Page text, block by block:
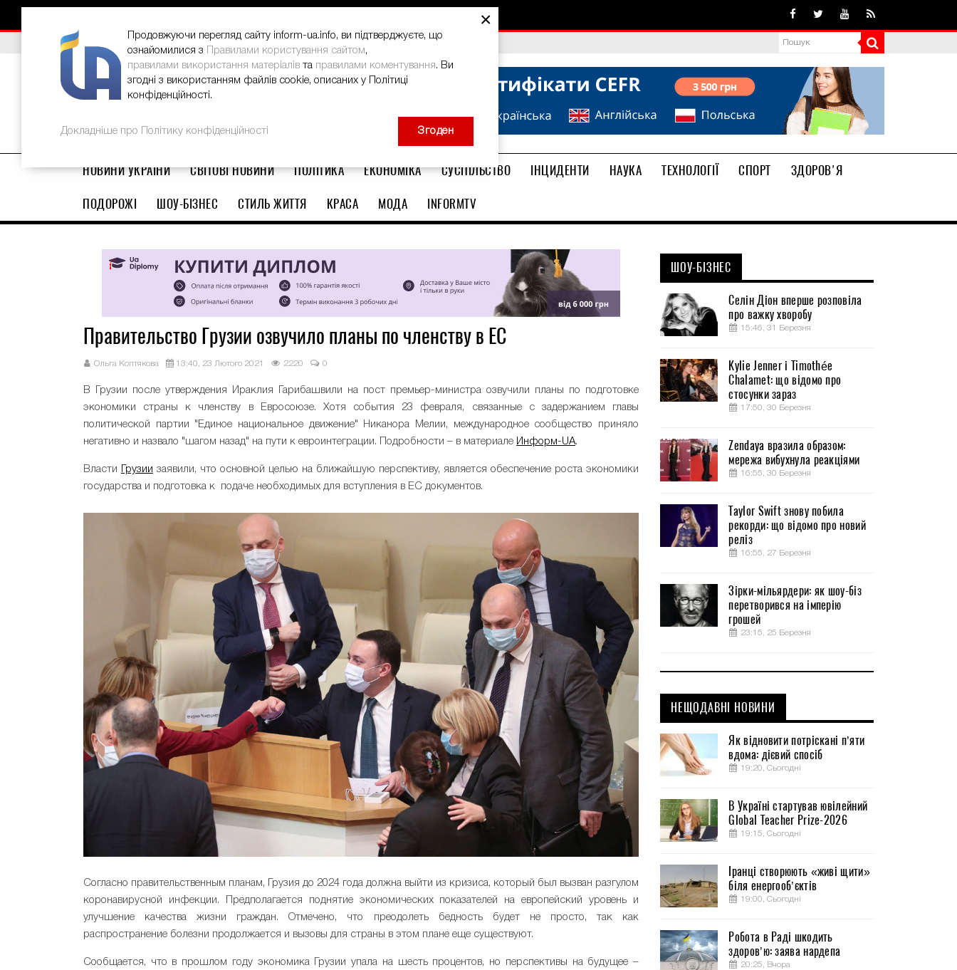
ВИБІР РЕДАКЦІЇ В Україні стартував ювілейний Global Teacher Prize-2026
НОВИНИ УКРАЇНИ СВІТОВІ НОВИНИ ПОЛІТИКА ЕКОНОМІКА СУСПІЛЬСТВО ІНЦИДЕНТИ НАУКА ТЕХНОЛОГІЇ СПОРТ
ЗДОРОВ'Я
ПОДОРОЖІ
ШОУ-БІЗНЕС СТИЛЬ ЖИТТЯ КРАСА МОДА INFORMTV
Правительство Грузии озвучило планы по членству в ЕС
Ольга Коптякова 13:40, 23 Лютого 2021 2220 0
В Грузии после утверждения Ираклия Гарибашвили на пост премьер-министра озвучили планы по подготовке
экономики страны к членству в Евросоюзе. Хотя события 23 февраля, связанные с задержанием главы
политической партии "Единое национальное движение" Никанора Мелии, международное сообщество приняло
негативно и назвало "шагом назад" на пути к евроинтеграции. Подробности – в материале Информ-UA.
Власти Грузии заявили, что основной целью на ближайшую перспективу, является обеспечение роста экономики
государства и подготовка к подаче необходимых для вступления в ЕС документов.
Согласно правительственным планам, Грузия до 2024 года должна выйти из кризиса, который был вызван разгулом
коронавирусной инфекции. Предполагается поднятие экономических показателей на европейский уровень и
улучшение качества жизни граждан. Отмечено, что преодолеть бедность будет не просто, так как
распространение болезни продолжается и вызовы для страны в этом плане еще существуют.
Сообщается, что в прошлом году экономика Грузии упала на шесть процентов, но перспективы на будущее –
ШОУ-БІЗНЕС
Селін Діон вперше розповіла
про важку хворобу
15:46, 31 Березня
Kylie Jenner і Timothée
Chalamet: що відомо про
стосунки зараз
17:50, 30 Березня
Zendaya вразила образом:
мережа вибухнула реакціями
16:55, 30 Березня
Taylor Swift знову побила
рекорди: що відомо про новий
реліз
16:55, 27 Березня
Зірки-мільярдери: як шоу-біз
перетворився на імперію
грошей
23:15, 25 Березня
НЕЩОДАВНІ НОВИНИ
Як відновити потріскані п’яти
вдома: дієвий спосіб
19:20, Сьогодні
В Україні стартував ювілейний
Global Teacher Prize-2026
19:15, Сьогодні
Іранці створюють «живі щити»
біля енергооб’єктів
19:00, Сьогодні
Робота в Раді шкодить
здоров’ю: заява нардепа
20:25, Вчора
×
Продовжуючи перегляд сайту inform-ua.info, ви підтверджуєте, що
ознайомилися з
Правилами користування сайтом,
правилами використання матеріалів та правилами коментування. Ви
згодні з використанням файлів cookie, описаних у Політиці
конфіденційності.
Докладніше про Політику конфіденційності Згоден